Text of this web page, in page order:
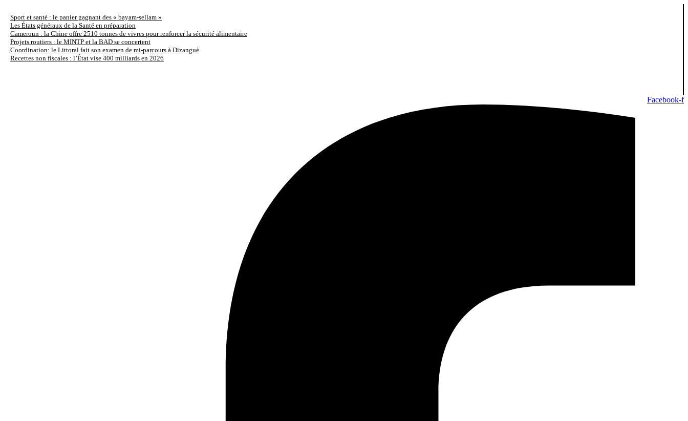
au
contenu
Sport et santé : le panier gagnant des « bayam-sellam »
Les États généraux de la Santé en préparation
Cameroun : la Chine offre 2510 tonnes de vivres pour renforcer la sécurité alimentaire
Projets routiers : le MINTP et la BAD se concertent
Coordination: le Littoral fait son examen de mi-parcours à Dizanguè
Recettes non fiscales : l’État vise 400 milliards en 2026
Facebook-f